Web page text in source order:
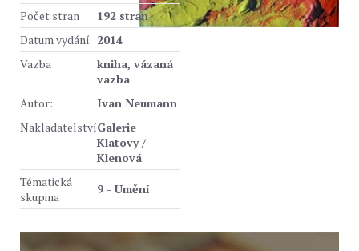
Počet stran
192 stran
Datum vydání 2014
Vazba
kniha, vázaná
vazba
Autor:
Ivan Neumann
NakladatelstvíGalerie
Klatovy /
Klenová
Tématická
skupina
9 - Umění